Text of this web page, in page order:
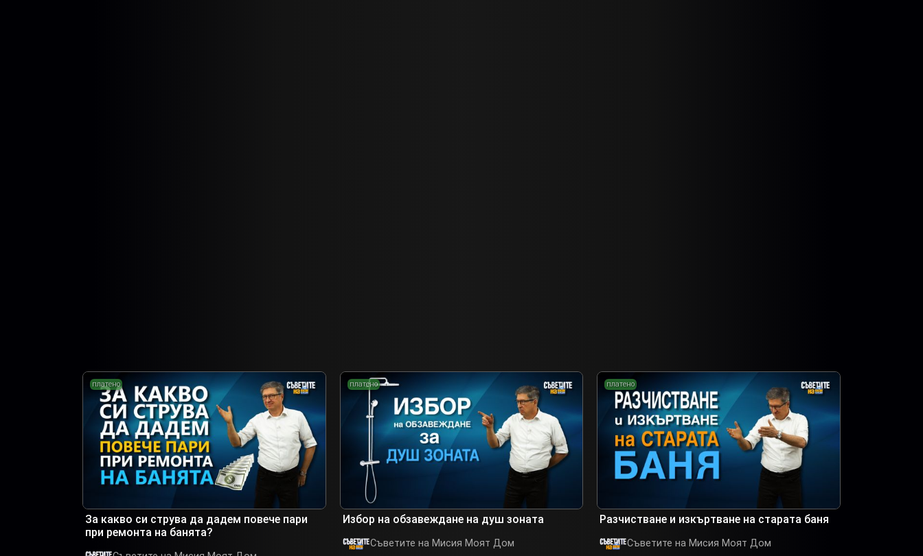
платено
За какво си струва да дадем повече пари
при ремонта на банята?
платено
Избор на обзавеждане на душ зоната
Съветите на Мисия Моят Дом
платено
Разчистване и изкъртване на старата баня
Съветите на Мисия Моят Дом